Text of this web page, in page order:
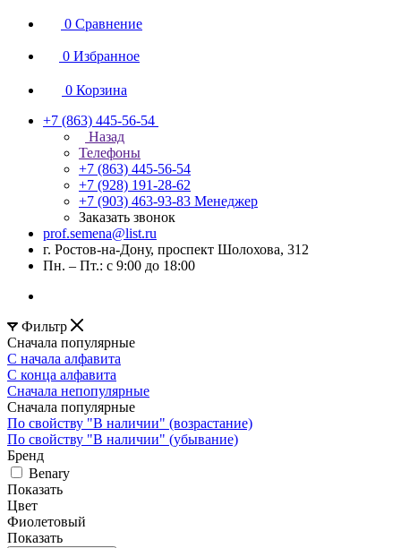
0 Сравнение
0 Избранное
0 Корзина
+7 (863) 445-56-54
Назад
Телефоны
+7 (863) 445-56-54
+7 (928) 191-28-62
+7 (903) 463-93-83 Менеджер
Заказать звонок
prof.semena@list.ru
г. Ростов-на-Дону, проспект Шолохова, 312
Пн. – Пт.: с 9:00 до 18:00
Фильтр
Сначала популярные
С начала алфавита
С конца алфавита
Сначала непопулярные
Сначала популярные
По свойству "В наличии" (возрастание)
По свойству "В наличии" (убывание)
Бренд
Benary
Показать
Цвет
Фиолетовый
Показать